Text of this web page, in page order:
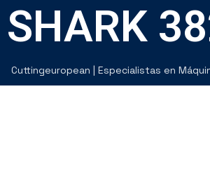
SHARK
Cuttingeuropean | Especialistas en